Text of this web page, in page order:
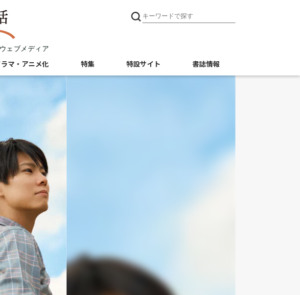
ェブメディア
マ・アニメ化 特集 特設サイト 書誌情報